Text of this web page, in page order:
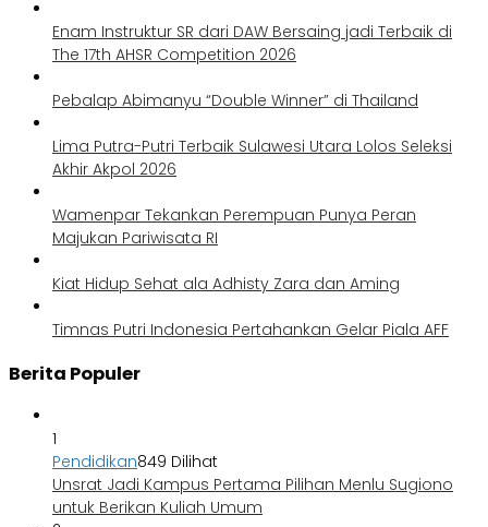
Enam Instruktur SR dari DAW Bersaing jadi Terbaik di
The 17th AHSR Competition 2026
Pebalap Abimanyu “Double Winner” di Thailand
Lima Putra-Putri Terbaik Sulawesi Utara Lolos Seleksi
Akhir Akpol 2026
Wamenpar Tekankan Perempuan Punya Peran
Majukan Pariwisata RI
Kiat Hidup Sehat ala Adhisty Zara dan Aming
Timnas Putri Indonesia Pertahankan Gelar Piala AFF
Berita Populer
1
Pendidikan849 Dilihat
Unsrat Jadi Kampus Pertama Pilihan Menlu Sugiono
untuk Berikan Kuliah Umum